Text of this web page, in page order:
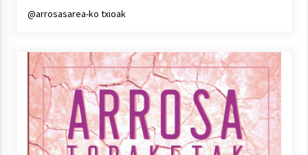
@arrosasarea-ko txioak